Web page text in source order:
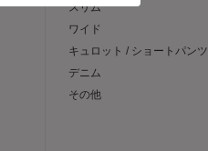
スリム
ワイド
キュロット / ショートパンツ
デニム
その他